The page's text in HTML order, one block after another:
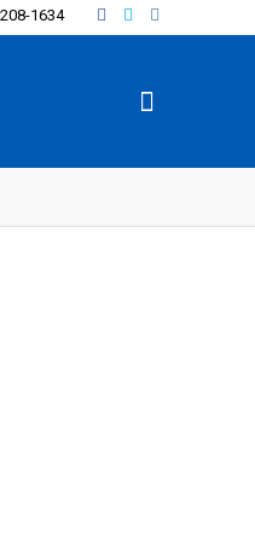
1634